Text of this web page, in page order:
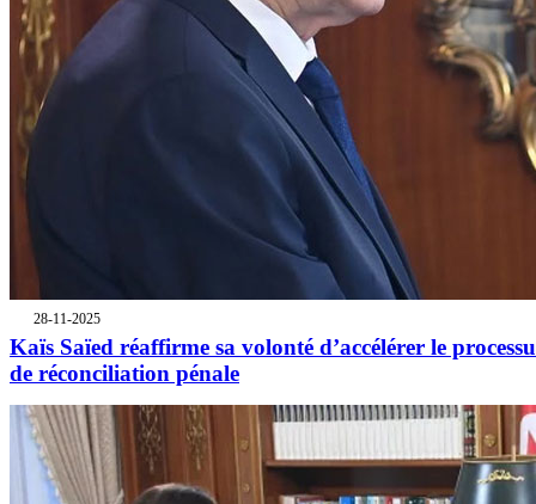
28-11-2025
Kaïs Saïed réaffirme sa volonté d’accélérer le
de réconciliation pénale